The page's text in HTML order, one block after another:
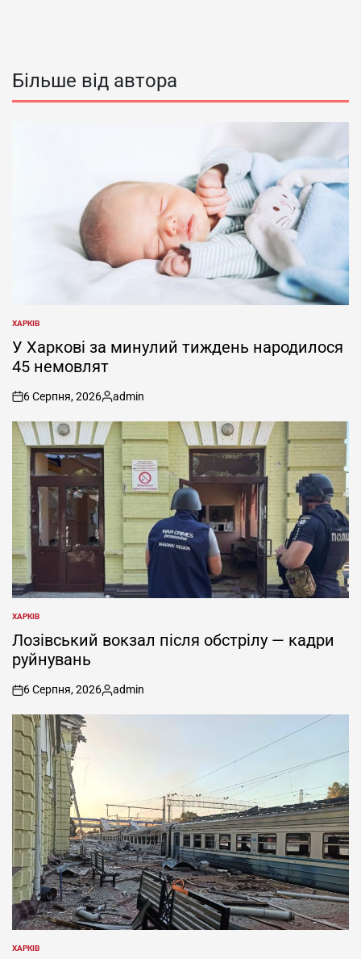
Більше від автора
ОПУБЛІКУВАТИ
У
ХАРКІВ
У Харкові за минулий тиждень народилося
45 немовлят
on
6 Серпня, 2026
Опубліковано
admin
ОПУБЛІКУВАТИ
У
ХАРКІВ
Лозівський вокзал після обстрілу — кадри
руйнувань
on
6 Серпня, 2026
Опубліковано
admin
ОПУБЛІКУВАТИ
ХАРКІВ